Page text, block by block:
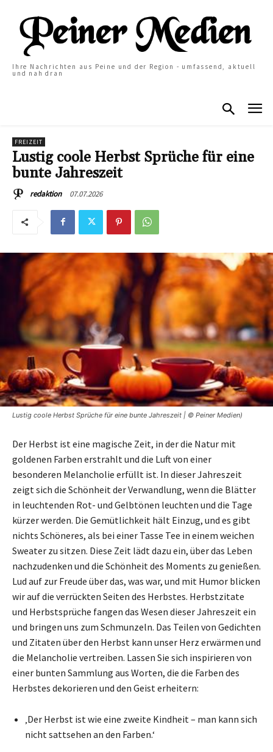
Ihre Nachrichten aus Peine und der Region - umfassend, aktuell
und nah dran
FREIZEIT
Lustig coole Herbst Sprüche für eine
bunte Jahreszeit
redaktion 07.07.2026
Lustig coole Herbst Sprüche für eine bunte Jahreszeit | © Peiner Medien)
Der Herbst ist eine magische Zeit, in der die Natur mit
goldenen Farben erstrahlt und die Luft von einer
besonderen Melancholie erfüllt ist. In dieser Jahreszeit
zeigt sich die Schönheit der Verwandlung, wenn die Blätter
in leuchtenden Rot- und Gelbtönen leuchten und die Tage
kürzer werden. Die Gemütlichkeit hält Einzug, und es gibt
nichts Schöneres, als bei einer Tasse Tee in einem weichen
Sweater zu sitzen. Diese Zeit lädt dazu ein, über das Leben
nachzudenken und die Schönheit des Moments zu genießen.
Lud auf zur Freude über das, was war, und mit Humor blicken
wir auf die verrückten Seiten des Herbstes. Herbstzitate
und Herbstsprüche fangen das Wesen dieser Jahreszeit ein
und bringen uns zum Schmunzeln. Das Teilen von Gedichten
und Zitaten über den Herbst kann unser Herz erwärmen und
die Melancholie vertreiben. Lassen Sie sich inspirieren von
einer bunten Sammlung aus Worten, die die Farben des
Herbstes dekorieren und den Geist erheitern:
‚Der Herbst ist wie eine zweite Kindheit – man kann sich
nicht sattsehen an den Farben.‘